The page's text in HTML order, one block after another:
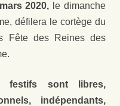
2020, le dimanche
défilera le cortège du
Fête des Reines des
festifs sont libres,
indépendants,